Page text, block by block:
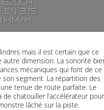
620ch
en 3.1s
h
mais il est certain que ce
autre dimension. La sonorité
mécaniques qui font de ce
segment. La répartition des
tenue de route parfaite. Le
chatouiller l’accélérateur pour
lâché sur la piste.